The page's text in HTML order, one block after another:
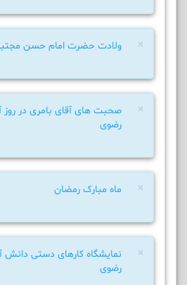
× ولادت حضرت امام حسن
×
صحبت های آقای بامری در روز
رضوی
× ماه مبارک رمضان
×
نمایشگاه کارهای دستی دانش
رضوی